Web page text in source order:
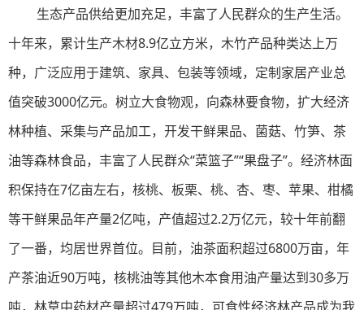
生态产品供给更加充足，丰富了人民群众的生产生活。
十年来，累计生产木材8.9亿立方米，木竹产品种类达上万
种，广泛应用于建筑、家具、包装等领域，定制家居产业总
值突破3000亿元。树立大食物观，向森林要食物，扩大经济
林种植、采集与产品加工，开发干鲜果品、菌菇、竹笋、茶
油等森林食品，丰富了人民群众“菜篮子”“果盘子”。经济林面
积保持在7亿亩左右，核桃、板栗、桃、杏、枣、苹果、柑橘
等干鲜果品年产量2亿吨，产值超过2.2万亿元，较十年前翻
了一番，均居世界首位。目前，油茶面积超过6800万亩，年
产茶油近90万吨，核桃油等其他木本食用油产量达到30多万